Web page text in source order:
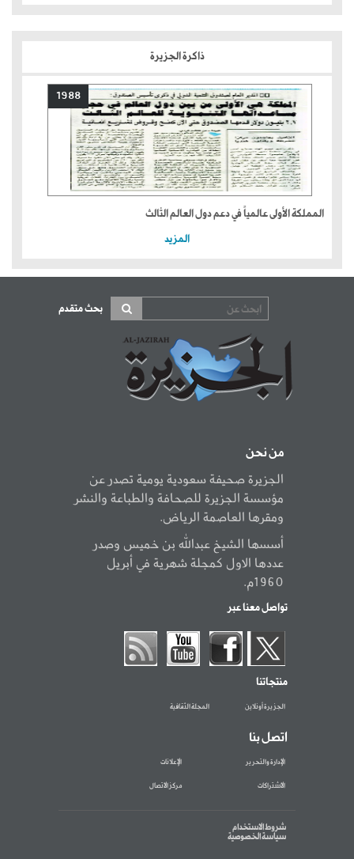
ذاكرة الجزيرة
1988
المملكة الأولى عالمياً في دعم دول العالم الثالث
المزيد
بحث متقدم
من نحن
الجزيرة صحيفة سعودية يومية تصدر عن
مؤسسة الجزيرة للصحافة والطباعة والنشر
ومقرها العاصمة الرياض.
أسسها الشيخ عبدالله بن خميس وصدر
عددها الاول كمجلة شهرية في أبريل
1960م.
تواصل معنا عبر
منتجاتنا
الجزيرة أونلاين المجلة الثقافية
اتصل بنا
الإدارة والتحرير الإعلانات
الاشتراكات مركز الاتصال
شروط الاستخدام
سياسة الخصوصية